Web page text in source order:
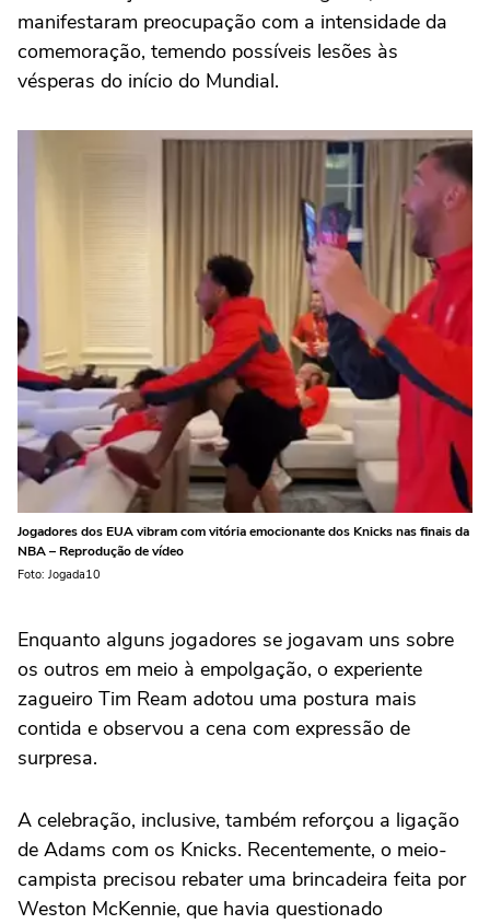
manifestaram preocupação com a intensidade da
comemoração, temendo possíveis lesões às
vésperas do início do Mundial.
Jogadores dos EUA vibram com vitória emocionante dos Knicks nas finais da
NBA – Reprodução de vídeo
Foto: Jogada10
Enquanto alguns jogadores se jogavam uns sobre
os outros em meio à empolgação, o experiente
zagueiro Tim Ream adotou uma postura mais
contida e observou a cena com expressão de
surpresa.
A celebração, inclusive, também reforçou a ligação
de Adams com os Knicks. Recentemente, o meio-
campista precisou rebater uma brincadeira feita por
Weston McKennie, que havia questionado